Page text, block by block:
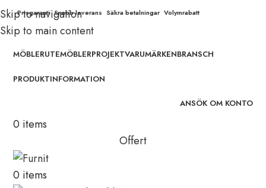
Skip to navigation
Skip to main content
Prisgaranti Snabb leverans Säkra betalningar Volymrabatt
MÖBLERUTEMÖBLERPROJEKTVARUMÄRKENBRANSCH
PRODUKTINFORMATION
ANSÖK OM KONTO
0 items
Offert
0 items